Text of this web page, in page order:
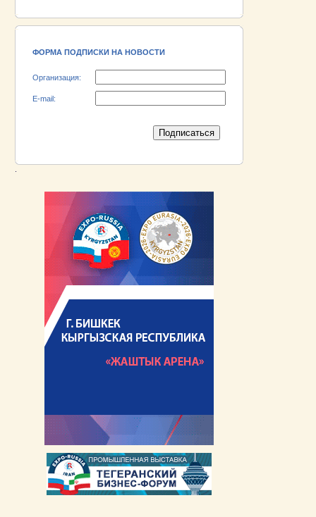
ФОРМА ПОДПИСКИ НА НОВОСТИ
Организация:
E-mail: